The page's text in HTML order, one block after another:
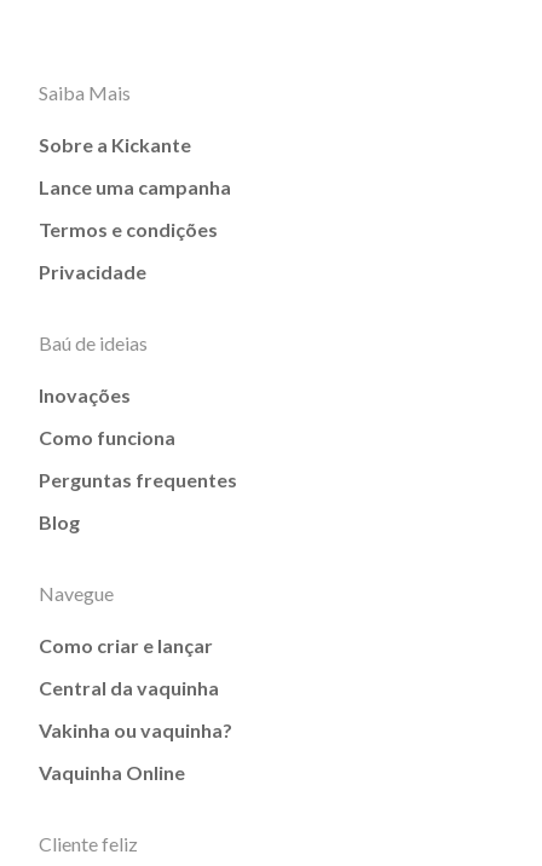
Saiba Mais
Sobre a Kickante
Lance uma campanha
Termos e condições
Privacidade
Baú de ideias
Inovações
Como funciona
Perguntas frequentes
Blog
Navegue
Como criar e lançar
Central da vaquinha
Vakinha ou vaquinha?
Vaquinha Online
Cliente feliz